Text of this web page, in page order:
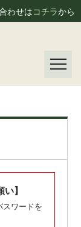
わせはコチラから
】
ワードを